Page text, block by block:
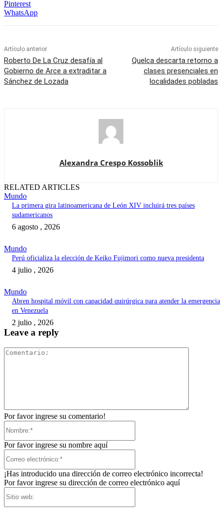
Pinterest
WhatsApp
Artículo anterior
Roberto De La Cruz desafía al
Gobierno de Arce a extraditar a
Sánchez de Lozada
Artículo siguiente
Quelca descarta retorno a
clases presenciales en
localidades pobladas
Alexandra Crespo Kossoblik
RELATED ARTICLES
Mundo
La primera gira latinoamericana de León XIV incluirá tres países
sudamericanos
6 agosto , 2026
Mundo
Perú oficializa la elección de Keiko Fujimori como nueva presidenta
4 julio , 2026
Mundo
Abren hospital móvil con capacidad quirúrgica para atender la emergencia
en Venezuela
2 julio , 2026
Leave a reply
Por favor ingrese su comentario!
Por favor ingrese su nombre aquí
¡Has introducido una dirección de correo electrónico incorrecta!
Por favor ingrese su dirección de correo electrónico aquí